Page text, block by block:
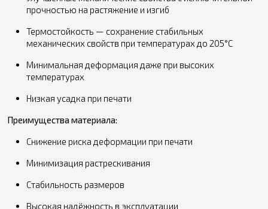
прочностью на растяжение и изгиб
Термостойкость — сохранение стабильных
механических свойств при температурах до 205°C
Минимальная деформация даже при высоких
температурах
Низкая усадка при печати
Преимущества материала:
Снижение риска деформации при печати
Минимизация растрескивания
Стабильность размеров
Высокая надёжность в эксплуатации